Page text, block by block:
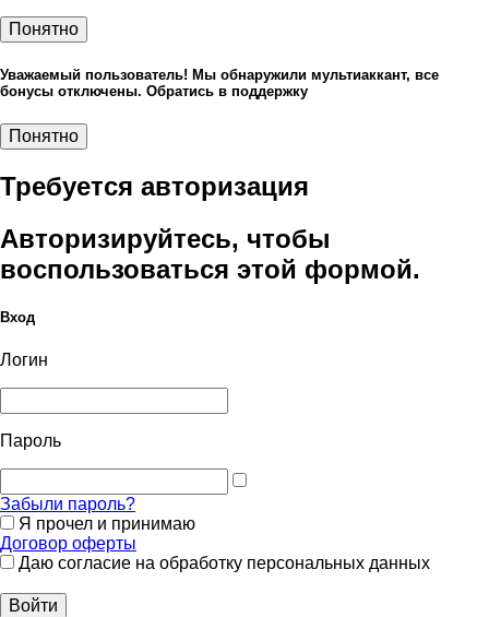
Понятно
Уважаемый пользователь! Мы обнаружили мультиаккант, все
бонусы отключены. Обратись в поддержку
Понятно
Требуется авторизация
Авторизируйтесь, чтобы
воспользоваться этой формой.
Вход
Логин
Пароль
Забыли пароль?
Я прочел и принимаю
Договор оферты
Даю согласие на обработку персональных данных
Войти